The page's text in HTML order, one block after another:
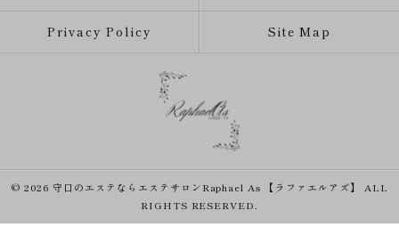
Privacy Policy Site Map
© 2026 守口のエステならエステサロンRaphael As 【ラファエルアズ】 ALL
RIGHTS RESERVED.